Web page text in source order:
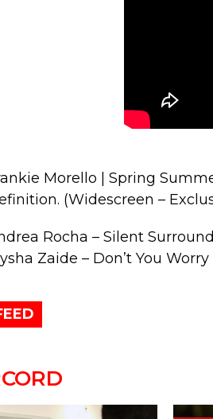
Morello | Spring
(Widescreen –
Rocha – Silent
Zaide – Don’t You Worry